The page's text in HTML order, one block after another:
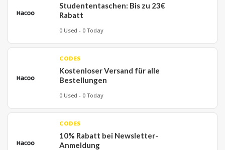
Studententaschen: Bis zu 23€
Rabatt
0 Used - 0 Today
CODES
Kostenloser Versand für alle
Bestellungen
0 Used - 0 Today
CODES
10% Rabatt bei Newsletter-
Anmeldung